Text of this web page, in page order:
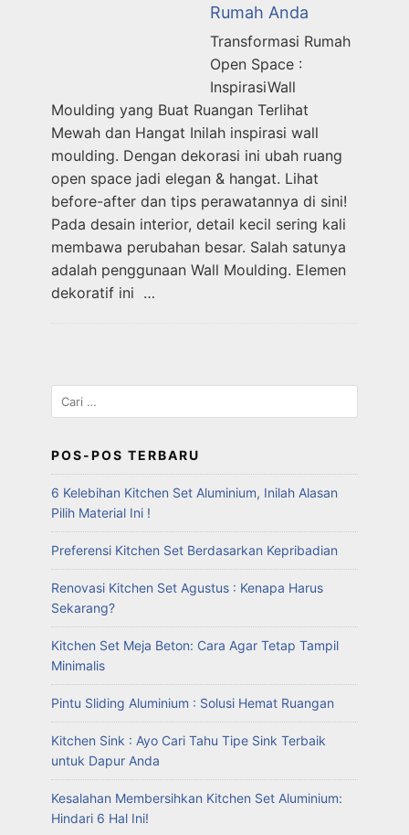
Rumah Anda
Transformasi Rumah
Open Space :
InspirasiWall
Moulding yang Buat Ruangan Terlihat
Mewah dan Hangat Inilah inspirasi wall
moulding. Dengan dekorasi ini ubah ruang
open space jadi elegan & hangat. Lihat
before-after dan tips perawatannya di sini!
Pada desain interior, detail kecil sering kali
membawa perubahan besar. Salah satunya
adalah penggunaan Wall Moulding. Elemen
dekoratif ini …
POS-POS TERBARU
6 Kelebihan Kitchen Set Aluminium, Inilah Alasan
Pilih Material Ini !
Preferensi Kitchen Set Berdasarkan Kepribadian
Renovasi Kitchen Set Agustus : Kenapa Harus
Sekarang?
Kitchen Set Meja Beton: Cara Agar Tetap Tampil
Minimalis
Pintu Sliding Aluminium : Solusi Hemat Ruangan
Kitchen Sink : Ayo Cari Tahu Tipe Sink Terbaik
untuk Dapur Anda
Kesalahan Membersihkan Kitchen Set Aluminium:
Hindari 6 Hal Ini!